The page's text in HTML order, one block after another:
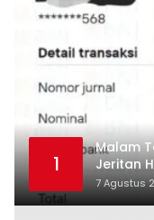
1
Malam
Jeritan
Tengah
7 Agustus